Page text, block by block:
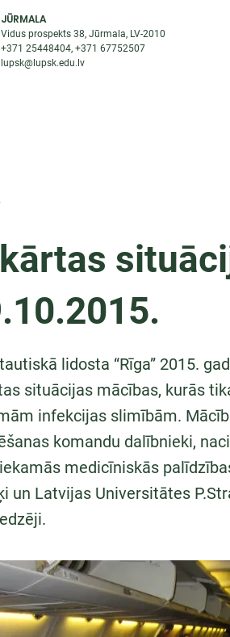
JŪRMALA
Vidus prospekts 38, Jūrmala, LV-2010
+371 25448404, +37167752507
lupsk@lupsk.edu.lv
lidosta “Rīga” 2015.
situācijas mācības, kurās
infekcijas slimībām.
komandu dalībnieki,
medicīniskās
un Latvijas Universitātes